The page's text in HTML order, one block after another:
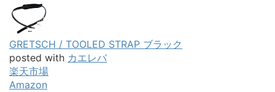
GRETSCH / TOOLED STRAP ブラック
posted with カエレバ
楽天市場
Amazon